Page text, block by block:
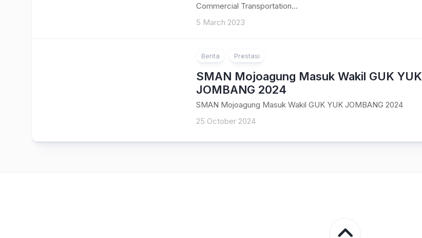
Commercial Transportation...
5 March 2023
Berita Prestasi
SMAN Mojoagung Masuk Wakil GUK YUK
JOMBANG 2024
SMAN Mojoagung Masuk Wakil GUK YUK JOMBANG 2024
25 October 2024